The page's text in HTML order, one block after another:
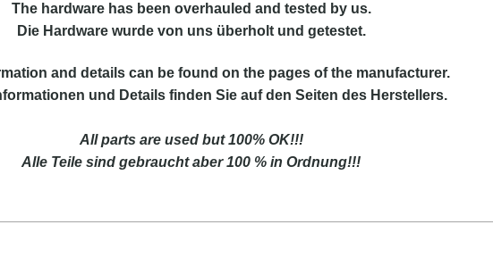
The hardware has been overhauled and tested by us.
Die Hardware wurde von uns überholt und getestet.
and details can be found on the pages of the manufacturer.
und Details finden Sie auf den Seiten des Herstellers.
All parts are used but 100% OK!!!
Alle Teile sind gebraucht aber 100 % in Ordnung!!!